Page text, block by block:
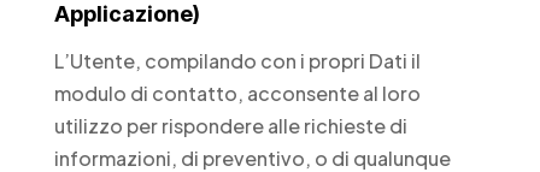
Applicazione)
L’Utente, compilando con i propri Dati il
modulo di contatto, acconsente al loro
utilizzo per rispondere alle richieste di
informazioni, di preventivo, o di qualunque